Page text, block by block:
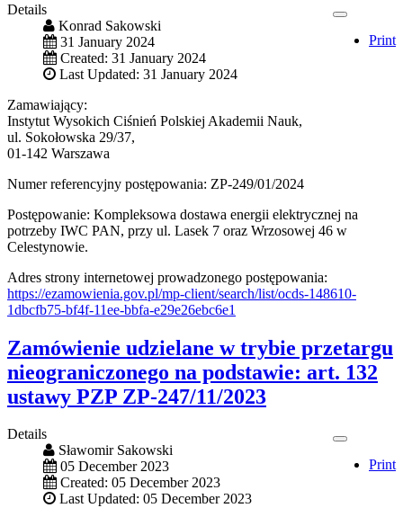
Print
Details
Konrad Sakowski
31 January 2024
Created: 31 January 2024
Last Updated: 31 January 2024
Zamawiający:
Instytut Wysokich Ciśnień Polskiej Akademii Nauk,
ul. Sokołowska 29/37,
01-142 Warszawa
Numer referencyjny postępowania: ZP-249/01/2024
Postępowanie: Kompleksowa dostawa energii elektrycznej na
potrzeby IWC PAN, przy ul. Lasek 7 oraz Wrzosowej 46 w
Celestynowie.
Adres strony internetowej prowadzonego postępowania:
https://ezamowienia.gov.pl/mp-client/search/list/ocds-148610-
1dbcfb75-bf4f-11ee-bbfa-e29e26ebc6e1
Zamówienie udzielane w trybie przetargu
nieograniczonego na podstawie: art. 132
ustawy PZP ZP-247/11/2023
Print
Details
Sławomir Sakowski
05 December 2023
Created: 05 December 2023
Last Updated: 05 December 2023